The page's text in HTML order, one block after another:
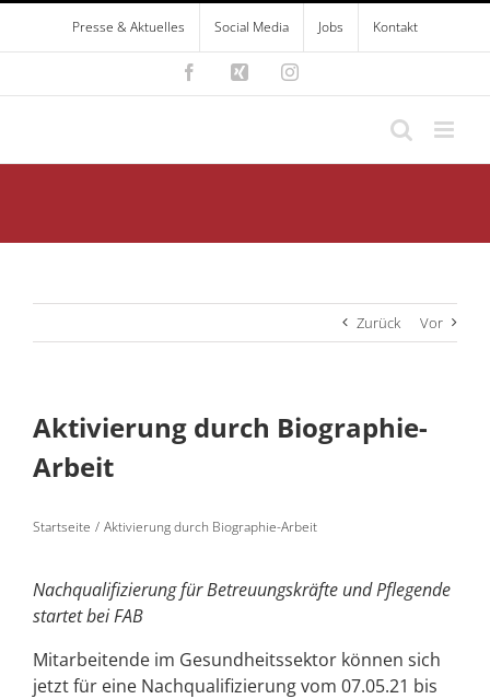
Zum
springen
Presse & Aktuelles Social Media Jobs Kontakt
FacebookXing Instagram
Zurück Vor
Aktivierung durch Biographie-
Arbeit
Startseite Aktivierung durch Biographie-Arbeit
Nachqualifizierung für Betreuungskräfte und Pflegende
startet bei FAB
Mitarbeitende im Gesundheitssektor können sich
jetzt für eine Nachqualifizierung vom 07.05.21 bis